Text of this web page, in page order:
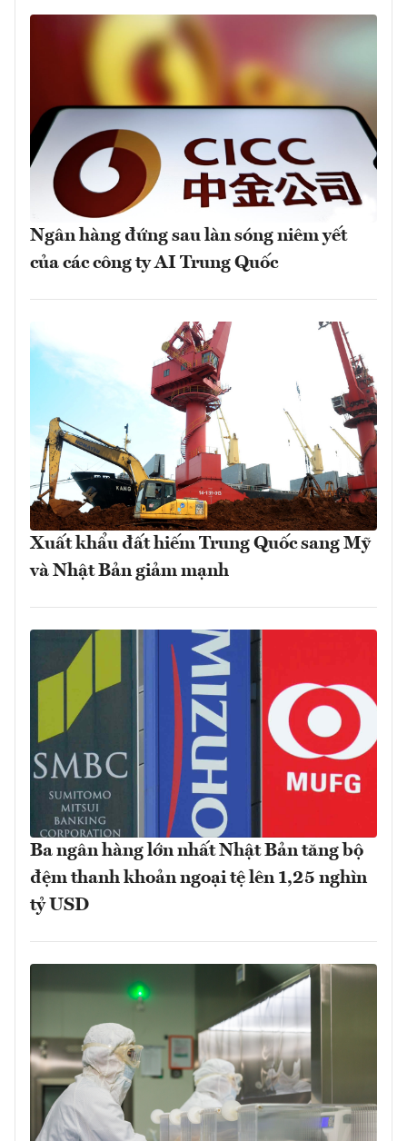
Ngân hàng đứng sau làn sóng niêm yết
của các công ty AI Trung Quốc
Xuất khẩu đất hiếm Trung Quốc sang Mỹ
và Nhật Bản giảm mạnh
Ba ngân hàng lớn nhất Nhật Bản tăng bộ
đệm thanh khoản ngoại tệ lên 1,25 nghìn
tỷ USD